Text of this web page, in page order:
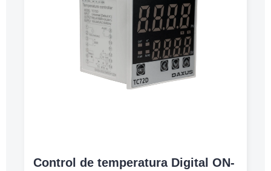
Control de temperatura Digital ON-